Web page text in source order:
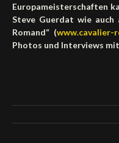
Europameisterschaften
Steve Guerdat wie auch
Romand“ (www.cavalier-
Photos und Interviews